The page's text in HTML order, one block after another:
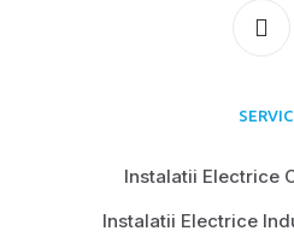
Instalatii Electrice
Instalatii Electrice